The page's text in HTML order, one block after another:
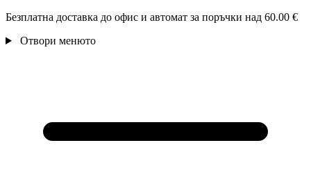
Безплатна доставка до офис и автомат за поръчки над 60.00 €
Отвори менюто